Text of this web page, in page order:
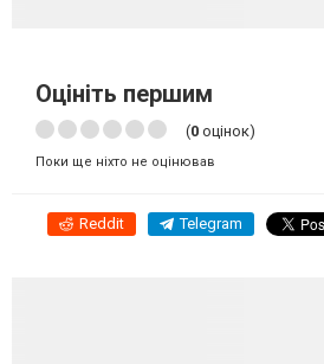
Оцініть першим
(0 оцінок)
Поки ще ніхто не оцінював
Reddit Telegram